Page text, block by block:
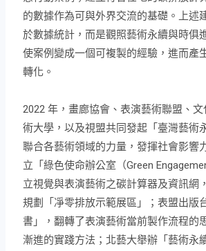
的數據作為可與外界交流的基礎。上述
於數據統計，而是觀照藝術永續與時俱
使案例變成一個可複製的經驗，進而產
轉化。
2022 年，畫廊協會、表演藝術聯盟、
術大學，以及視盟共同發起「臺灣藝術
聯合各藝術領域的力量，發揮社會影響
立「綠色使命辦公室（Green
立視覺與表演藝術之碳計算器及資訊網
規劃「凈零排放示範展區」；表盟出版
書」，翻轉了表演藝術當前製作流程的
漸進的實踐方法；北藝大舉辦「藝術永